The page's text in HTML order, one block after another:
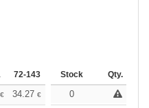
72-143 144-287 288 +
Stock Qty.
€ 34.27 € 32.56 €
0